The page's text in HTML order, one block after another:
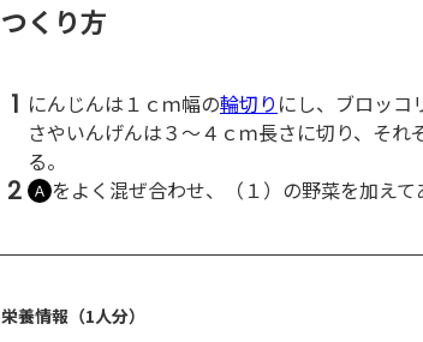
つくり方
1 にんじんは１ｃｍ幅の輪切り にし、ブロッコ
さやいんげんは３～４ｃｍ長さに切り、それ
る。
2 Ａ をよく混ぜ合わせ、（１）の野菜を加えて
栄養情報（1人分）